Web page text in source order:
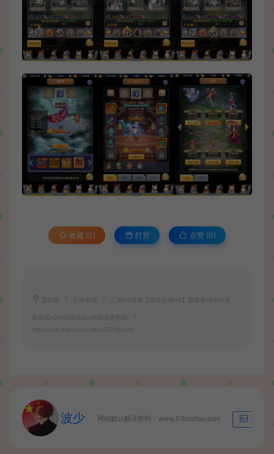
收藏 (0) 打赏 点赞 (0)
手游资源 三网H5游戏【闯出去吧H5】最新整理WIN系
服务端+GM授权后台+详细搭建教程
https://wd.51boshao.vip/31327/syym/
波少 网站默认解压密码：www.51boshao.com 生成海